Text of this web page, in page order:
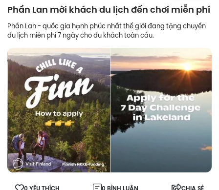
Phần Lan mời khách du lịch đến chơi miễn phí
Phần Lan - quốc gia hạnh phúc nhất thế giới đang tặng chuyến
du lịch miễn phí 7 ngày cho du khách toàn cầu.